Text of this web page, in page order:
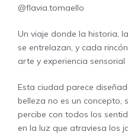
@flavia.tomaello
Un viaje donde la historia,
se entrelazan, y cada
arte y experiencia sensorial
Esta ciudad parece
belleza no es un concepto,
percibe con todos los
en la luz que atraviesa los